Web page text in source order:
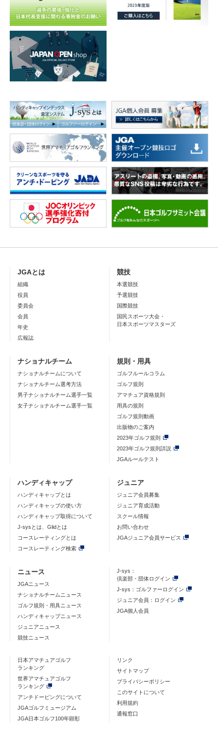
JGAとは
組織
役員
委員会
会員
年史
広報誌
競技
本選競技
予選競技
国際競技
国民スポーツ大会・
日本スポーツマスターズ
ナショナルチーム
ナショナルチームについて
ナショナルチーム選考方法
男子ナショナルチーム選手一覧
女子ナショナルチーム選手一覧
規則・用具
ゴルフルールコラム
ゴルフ規則
アマチュア資格規則
用具の規則
ゴルフ規則動画
出版物のご案内
2023年ゴルフ規則
2023年ゴルフ規則詳説
JGAルールテスト
ハンディキャップ
ハンディキャップとは
ハンディキャップの使い方
ハンディキャップ取得について
J-sysとは、Glidとは
コースレーティングとは
コースレーティング検索
ジュニア
ジュニア会員募集
ジュニア育成活動
スクール情報
お問い合わせ
JGAジュニア会員サービス
ニュース
JGAニュース
ナショナルチームニュース
ゴルフ規則・用具ニュース
ハンディキャップニュース
ジュニアニュース
競技ニュース
J-sys：
倶楽部・団体ログイン
J-sys：ゴルファーログイン
ジュニア会員：ログイン
JGA個人会員
日本アマチュアゴルフ
ランキング
世界アマチュアゴルフ
ランキング
アンチドーピングについて
JGAゴルフミュージアム
JGA日本ゴルフ100年顕彰
リンク
サイトマップ
プライバシーポリシー
このサイトについて
利用規約
通報窓口